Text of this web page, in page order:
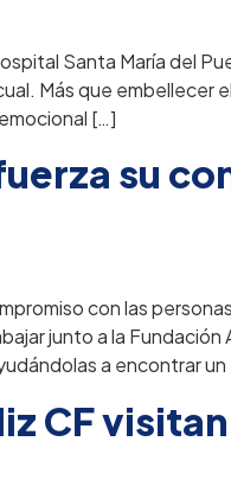
Santa María del
Más que embellecer
[…]
su
con las
junto a la
a encontrar
CF